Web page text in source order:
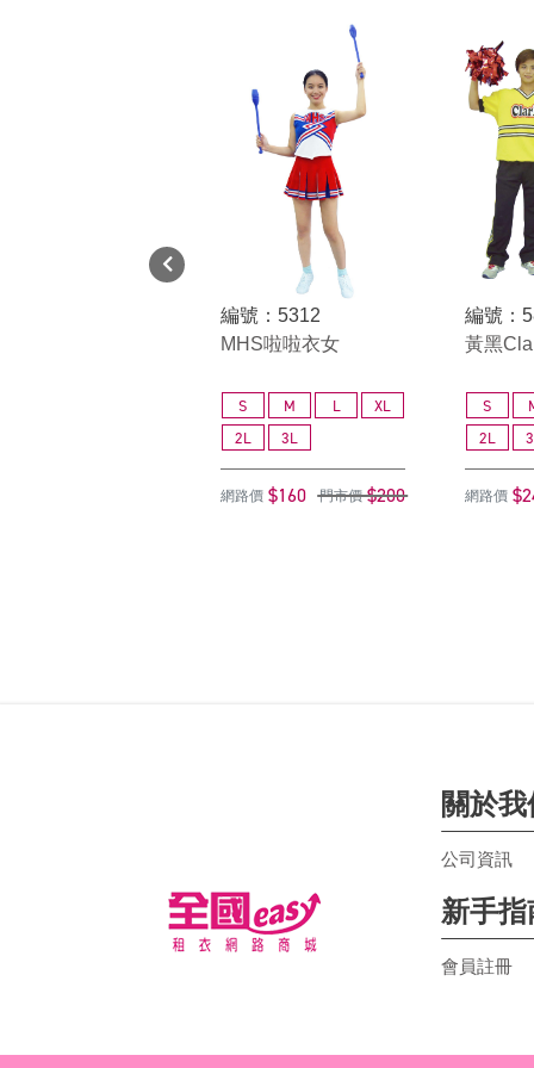
編號：5312
MHS啦啦衣女
S M L
XL
2L
3L
網路價 $160 門市價 $200
編號：
黃黑
S
2L
網路價
關於我
公司資訊
新手指
會員註冊